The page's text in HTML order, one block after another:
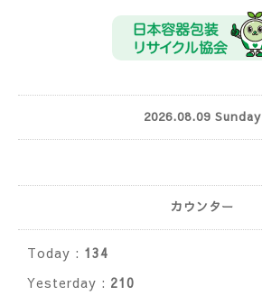
2026.08.09 Sunday
カウンター
Today : 134
Yesterday : 210